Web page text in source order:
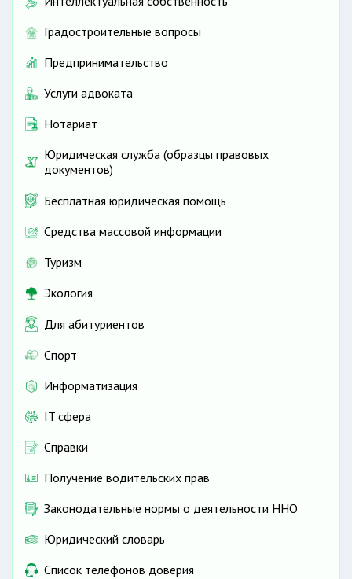
Градостроительные вопросы
Предпринимательство
Услуги адвоката
Нотариат
Юридическая служба (образцы правовых
документов)
Бесплатная юридическая помощь
Средства массовой информации
Туризм
Экология
Для абитуриентов
Спорт
Информатизация
IT сфера
Справки
Получение водительских прав
Законодательные нормы о деятельности ННО
Юридический словарь
Список телефонов доверия